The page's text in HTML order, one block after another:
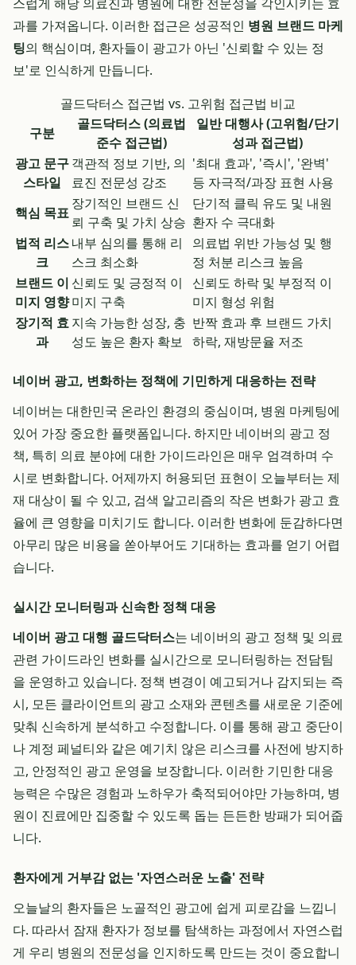
과를 가져옵니다. 이러한 접근은 성공적인 병원 브랜드 마케
팅의 핵심이며, 환자들이 광고가 아닌 '신뢰할 수 있는 정
보'로 인식하게 만듭니다.
골드닥터스 접근법 vs. 고위험 접근법 비교
구분
골드닥터스 (의료법
준수 접근법)
일반 대행사 (고위험/단기
성과 접근법)
광고 문구
스타일
객관적 정보 기반, 의
료진 전문성 강조
'최대 효과', '즉시', '완벽'
등 자극적/과장 표현 사용
핵심 목표
장기적인 브랜드 신
뢰 구축 및 가치 상승
단기적 클릭 유도 및 내원
환자 수 극대화
법적 리스
크
내부 심의를 통해 리
스크 최소화
의료법 위반 가능성 및 행
정 처분 리스크 높음
브랜드 이
미지 영향
신뢰도 및 긍정적 이
미지 구축
신뢰도 하락 및 부정적 이
미지 형성 위험
장기적 효
과
지속 가능한 성장, 충
성도 높은 환자 확보
반짝 효과 후 브랜드 가치
하락, 재방문율 저조
네이버 광고, 변화하는 정책에 기민하게 대응하는 전략
네이버는 대한민국 온라인 환경의 중심이며, 병원 마케팅에
있어 가장 중요한 플랫폼입니다. 하지만 네이버의 광고 정
책, 특히 의료 분야에 대한 가이드라인은 매우 엄격하며 수
시로 변화합니다. 어제까지 허용되던 표현이 오늘부터는 제
재 대상이 될 수 있고, 검색 알고리즘의 작은 변화가 광고 효
율에 큰 영향을 미치기도 합니다. 이러한 변화에 둔감하다면
아무리 많은 비용을 쏟아부어도 기대하는 효과를 얻기 어렵
습니다.
실시간 모니터링과 신속한 정책 대응
네이버 광고 대행 골드닥터스는 네이버의 광고 정책 및 의료
관련 가이드라인 변화를 실시간으로 모니터링하는 전담팀
을 운영하고 있습니다. 정책 변경이 예고되거나 감지되는 즉
시, 모든 클라이언트의 광고 소재와 콘텐츠를 새로운 기준에
맞춰 신속하게 분석하고 수정합니다. 이를 통해 광고 중단이
나 계정 페널티와 같은 예기치 않은 리스크를 사전에 방지하
고, 안정적인 광고 운영을 보장합니다. 이러한 기민한 대응
능력은 수많은 경험과 노하우가 축적되어야만 가능하며, 병
원이 진료에만 집중할 수 있도록 돕는 든든한 방패가 되어줍
니다.
환자에게 거부감 없는 '자연스러운 노출' 전략
오늘날의 환자들은 노골적인 광고에 쉽게 피로감을 느낍니
다. 따라서 잠재 환자가 정보를 탐색하는 과정에서 자연스럽
게 우리 병원의 전문성을 인지하도록 만드는 것이 중요합니